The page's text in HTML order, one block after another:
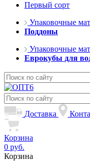
Первый сорт
Упаковочные
Поддоны
Упаковочные
Еврокубы для
Доставка
Корзина
0 руб.
Корзина